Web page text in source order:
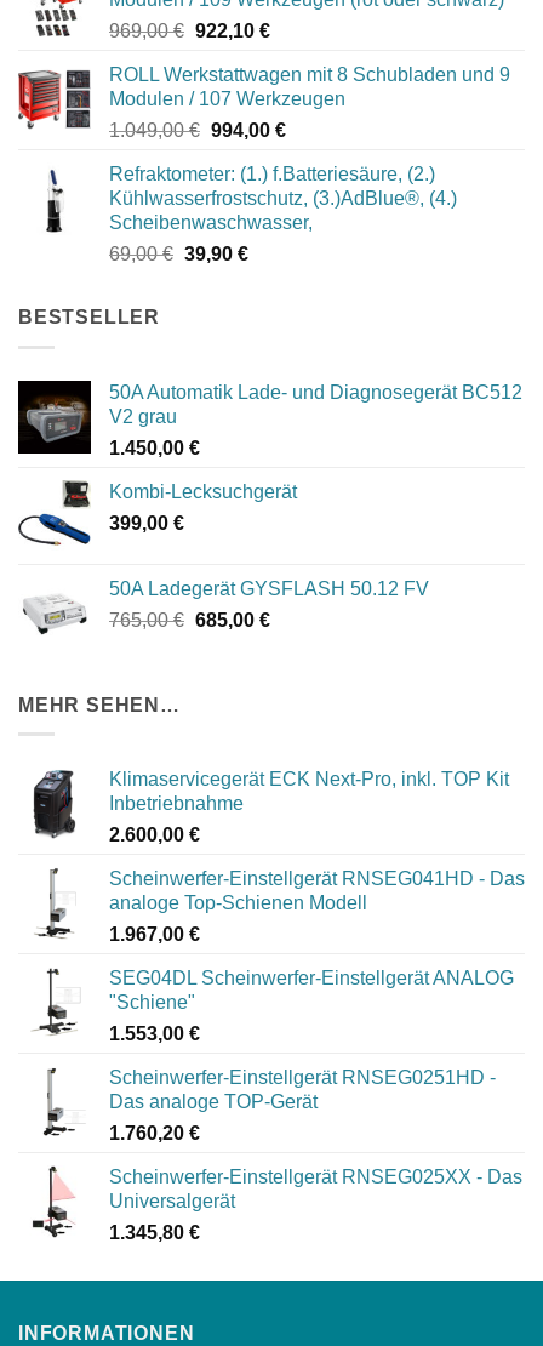
969,00€ Ursprünglicher
war:
969,00 €
922,10 €Aktueller
ist:
922,10 €.
ROLL Werkstattwagen mit 8 Schubladen und 9
Modulen / 107 Werkzeugen
1.049,00€ Ursprünglicher
war:
1.049,00 €
994,00 €Aktueller
ist:
994,00 €.
Refraktometer: (1.) f.Batteriesäure, (2.)
Kühlwasserfrostschutz, (3.)AdBlue®, (4.)
Scheibenwaschwasser,
69,00€ Ursprünglicher
39,90 €Aktueller
BESTSELLER
50A Automatik Lade- und Diagnosegerät BC512
V2 grau
1.450,00 €
Kombi-Lecksuchgerät
399,00 €
50A Ladegerät GYSFLASH 50.12 FV
765,00€ Ursprünglicher
685,00 €Aktueller
MEHR SEHEN…
Klimaservicegerät ECK Next-Pro, inkl. TOP Kit
Inbetriebnahme
2.600,00 €
Scheinwerfer-Einstellgerät RNSEG041HD - Das
analoge Top-Schienen Modell
1.967,00 €
SEG04DL Scheinwerfer-Einstellgerät ANALOG
"Schiene"
1.553,00 €
Scheinwerfer-Einstellgerät RNSEG0251HD -
Das analoge TOP-Gerät
1.760,20 €
Scheinwerfer-Einstellgerät RNSEG025XX - Das
Universalgerät
1.345,80 €
INFORMATIONEN